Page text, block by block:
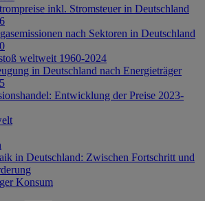
inkl. Stromsteuer in Deutschland
nach Sektoren in Deutschland
weltweit 1960-2024
in Deutschland nach Energieträger
Entwicklung der Preise 2023-
in Deutschland: Zwischen Fortschritt und
Konsum